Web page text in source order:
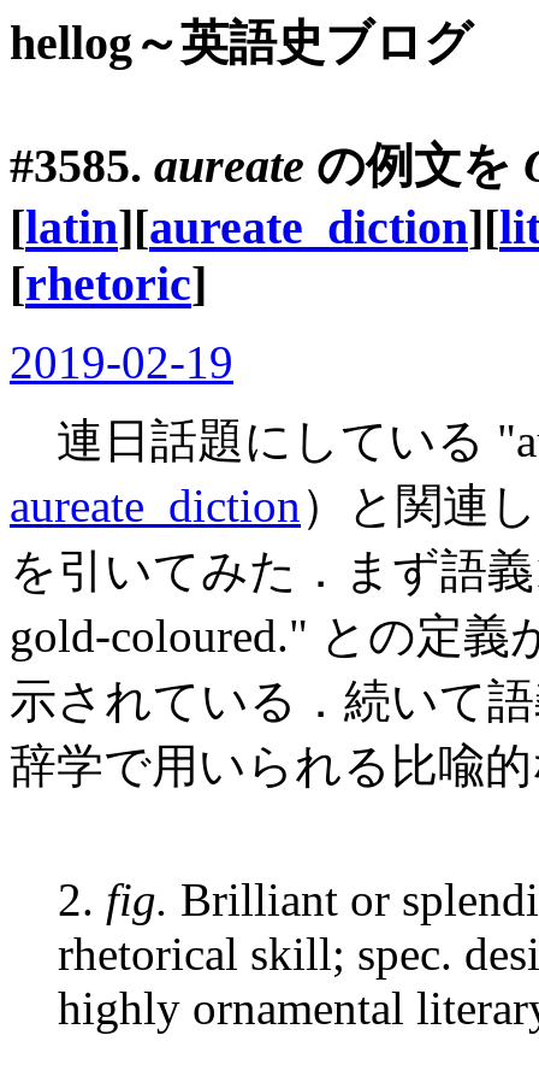
hellog～英語史ブログ
#3585. aureate の例文を
[latin][aureate_diction][
[rhetoric]
2019-02-19
連日話題にしている
aureate_diction）と関連
を引いてみた．まず語
gold-coloured." との定
示されている．続いて
辞学で用いられる比喩
2. fig. Brilliant or
rhetorical skill; spec.
highly ornamental